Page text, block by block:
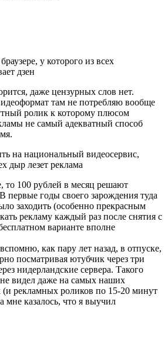
у которого из всех
дзен
даже цензурных слов нет.
там не потребляю вообще
ролик к которому плюсом
не самый адекватный способ
на национальный видеосервис,
дыр лезет реклама
то 100 рублей в месяц решают
первые годы своего зарождения туда
заходить (особенно прекрасным
рекламу каждый раз после снятия с
варианте вполне
как пару лет назад, в отпуске,
посматривая ютубчик через три
нидерландские сервера. Такого
видел даже на самых наших
(и рекламных роликов по 15-20 минут
мне казалось, что я выучил